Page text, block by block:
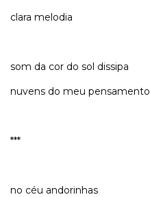
clara melodia
som da cor do sol dissipa
nuvens do meu pensamento
***
no céu andorinhas